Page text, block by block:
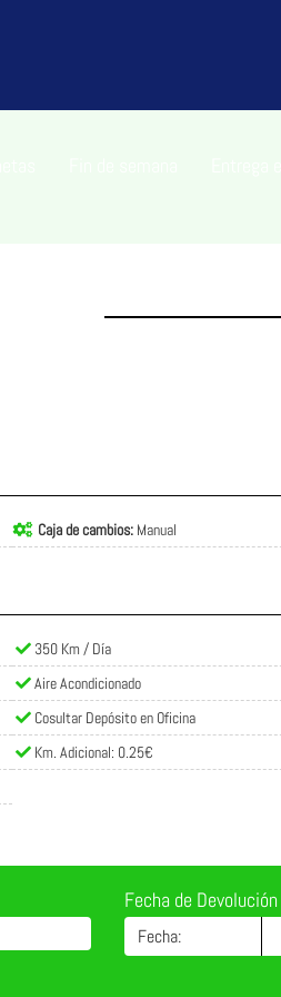
Caja de cambios:Manual
350 Km / Día
Aire Acondicionado
Cosultar Depósito en Oficina
Km. Adicional: 0.25€
Fecha de Devolución